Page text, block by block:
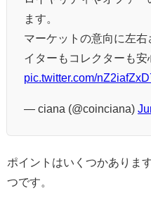
ます。
マーケットの意向に左
イターもコレクターも安
pic.twitter.com/
— ciana (@coinciana)
ポイントはいくつかありま
つです。